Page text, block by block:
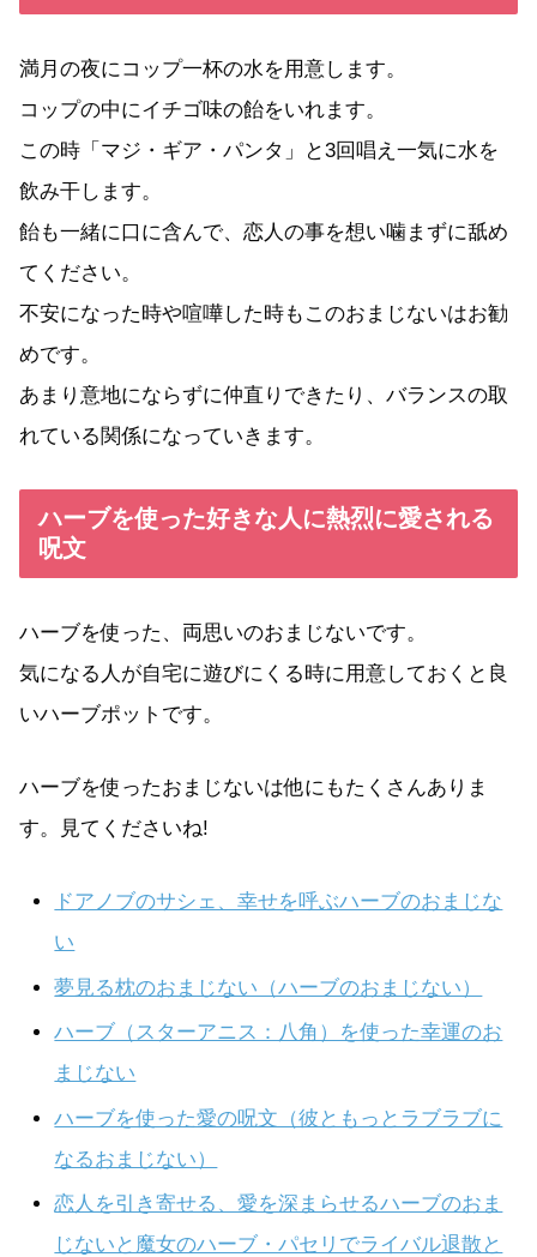
満月の夜にコップ一杯の水を用意します。
コップの中にイチゴ味の飴をいれます。
この時「マジ・ギア・パンタ」と3回唱え一気に水を
飲み干します。
飴も一緒に口に含んで、恋人の事を想い噛まずに舐め
てください。
不安になった時や喧嘩した時もこのおまじないはお勧
めです。
あまり意地にならずに仲直りできたり、バランスの取
れている関係になっていきます。
ハーブを使った好きな人に熱烈に愛される
呪文
ハーブを使った、両思いのおまじないです。
気になる人が自宅に遊びにくる時に用意しておくと良
いハーブポットです。
ハーブを使ったおまじないは他にもたくさんありま
す。見てくださいね!
ドアノブのサシェ、幸せを呼ぶハーブのおまじな
い
夢見る枕のおまじない（ハーブのおまじない）
ハーブ（スターアニス：八角）を使った幸運のお
まじない
ハーブを使った愛の呪文（彼ともっとラブラブに
なるおまじない）
恋人を引き寄せる、愛を深まらせるハーブのおま
じないと魔女のハーブ・パセリでライバル退散と